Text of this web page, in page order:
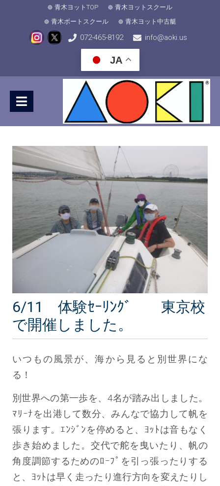
青木ヨットTOP
青木ヨットスクール
青木ボートスクール
青木ヨット中古艇
072-465-8192 info@aoki.us
JA
6/11 体験ｾｰﾘﾝｸﾞ 東京校
で開催しました。
いつもの風景が、海から見ると別世界にな
る！
別世界への第一歩を、4名が踏み出しました。
ﾏﾘｰﾅを出港して数分、みんなで協力して帆を
張ります。ｴﾝｼﾞﾝを停めると、ﾖｯﾄは音もなく
歩き始めました。交代で舵を曳いたり、帆の
角度調節するためのﾛｰﾌﾟを引っ張ったりする
と、ﾖｯﾄは早く走ったり進行方向を変えたりし